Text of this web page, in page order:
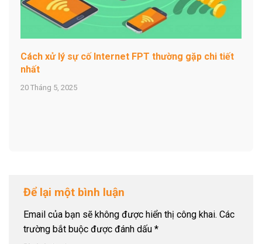
Cách xử lý sự cố Internet FPT thường gặp chi tiết
nhất
20 Tháng 5, 2025
Để lại một bình luận
Email của bạn sẽ không được hiển thị công khai. Các
trường bắt buộc được đánh dấu *